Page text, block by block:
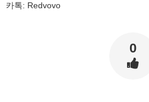
카톡: Redvovo
0